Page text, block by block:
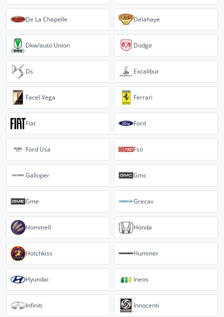
De La Chapelle Delahaye
Dkw/auto Union Dodge
Ds Excalibur
Facel Vega Ferrari
Fiat Ford
Ford Usa Fso
Galloper Gmc
Gme Grecav
Hommell Honda
Hotchkiss Hummer
Hyundai Ineos
Infiniti Innocenti